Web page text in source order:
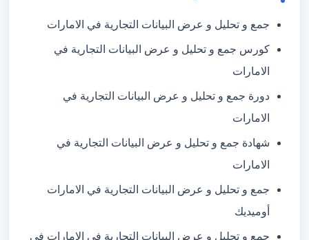
جمع و تحليل و عرض البيانات التجارية في الامارات
كورس جمع و تحليل و عرض البيانات التجارية في
الامارات
دورة جمع و تحليل و عرض البيانات التجارية في
الامارات
شهادة جمع و تحليل و عرض البيانات التجارية في
الامارات
جمع و تحليل و عرض البيانات التجارية في الامارات
أوميديك
جمع و تحليل و عرض البيانات التجارية في الامارات في